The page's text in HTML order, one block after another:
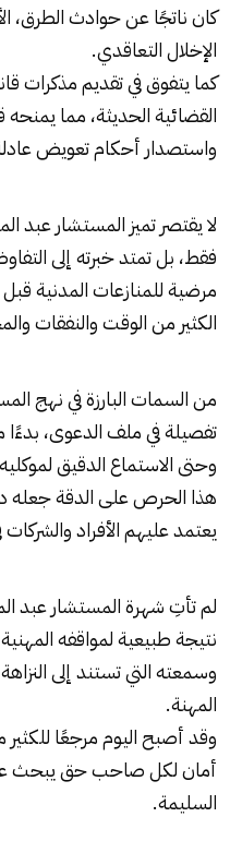
كان ناتجًا عن حوادث الطرق،
الإخلال التعاقدي.
كما يتفوق في تقديم مذكرات
القضائية الحديثة، مما
واستصدار أحكام تعويض
لا يقتصر تميز المستشار عبد
فقط، بل تمتد خبرته إلى
مرضية للمنازعات المدنية
الكثير من الوقت والنفقات
من السمات البارزة في نهج
تفصيلة في ملف الدعوى،
وحتى الاستماع الدقيق
هذا الحرص على الدقة جعله
يعتمد عليهم الأفراد
لم تأتِ شهرة المستشار عبد
نتيجة طبيعية لمواقفه
وسمعته التي تستند إلى
المهنة.
وقد أصبح اليوم مرجعًا للكثير
أمان لكل صاحب حق يبحث عن
السليمة.